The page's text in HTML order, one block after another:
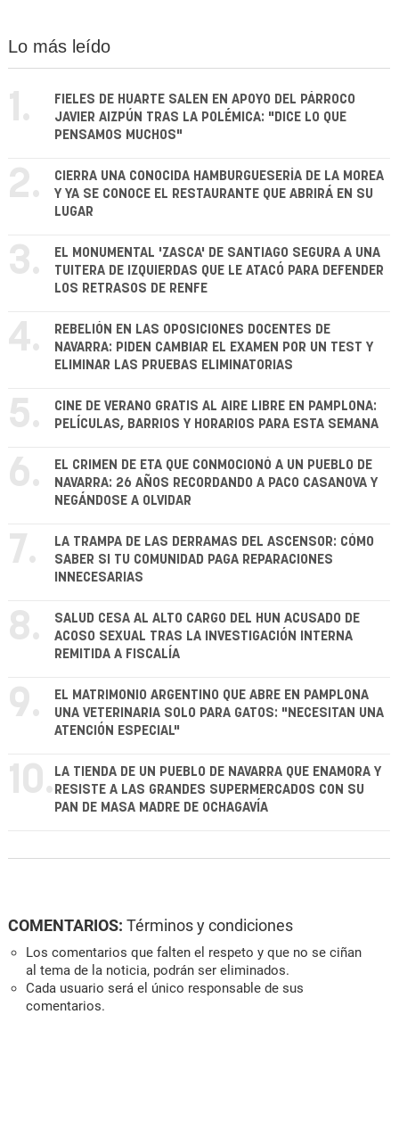
Lo más leído
1.
FIELES DE HUARTE SALEN EN APOYO DEL PÁRROCO
JAVIER AIZPÚN TRAS LA POLÉMICA: "DICE LO QUE
PENSAMOS MUCHOS"
2.
CIERRA UNA CONOCIDA HAMBURGUESERÍA DE LA MOREA
Y YA SE CONOCE EL RESTAURANTE QUE ABRIRÁ EN SU
LUGAR
3.
EL MONUMENTAL 'ZASCA' DE SANTIAGO SEGURA A UNA
TUITERA DE IZQUIERDAS QUE LE ATACÓ PARA DEFENDER
LOS RETRASOS DE RENFE
4.
REBELIÓN EN LAS OPOSICIONES DOCENTES DE
NAVARRA: PIDEN CAMBIAR EL EXAMEN POR UN TEST Y
ELIMINAR LAS PRUEBAS ELIMINATORIAS
5.
CINE DE VERANO GRATIS AL AIRE LIBRE EN PAMPLONA:
PELÍCULAS, BARRIOS Y HORARIOS PARA ESTA SEMANA
6.
EL CRIMEN DE ETA QUE CONMOCIONÓ A UN PUEBLO DE
NAVARRA: 26 AÑOS RECORDANDO A PACO CASANOVA Y
NEGÁNDOSE A OLVIDAR
7.
LA TRAMPA DE LAS DERRAMAS DEL ASCENSOR: CÓMO
SABER SI TU COMUNIDAD PAGA REPARACIONES
INNECESARIAS
8.
SALUD CESA AL ALTO CARGO DEL HUN ACUSADO DE
ACOSO SEXUAL TRAS LA INVESTIGACIÓN INTERNA
REMITIDA A FISCALÍA
9.
EL MATRIMONIO ARGENTINO QUE ABRE EN PAMPLONA
UNA VETERINARIA SOLO PARA GATOS: "NECESITAN UNA
ATENCIÓN ESPECIAL"
10. LA TIENDA DE UN PUEBLO DE NAVARRA QUE ENAMORA Y
RESISTE A LAS GRANDES SUPERMERCADOS CON SU
PAN DE MASA MADRE DE OCHAGAVÍA
COMENTARIOS: Términos y condiciones
Los comentarios que falten el respeto y que no se ciñan
al tema de la noticia, podrán ser eliminados.
Cada usuario será el único responsable de sus
comentarios.